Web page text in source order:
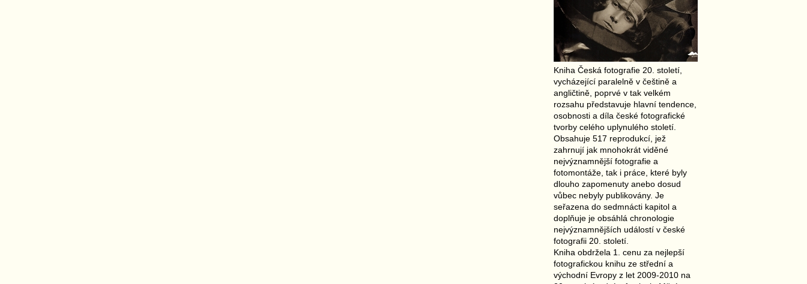
Kniha Česká fotografie 20. století,
vycházející paralelně v češtině a
angličtině, poprvé v tak velkém
rozsahu představuje hlavní tendence,
osobnosti a díla české fotografické
tvorby celého uplynulého století.
Obsahuje 517 reprodukcí, jež
zahrnují jak mnohokrát viděné
nejvýznamnější fotografie a
fotomontáže, tak i práce, které byly
dlouho zapomenuty anebo dosud
vůbec nebyly publikovány. Je
seřazena do sedmnácti kapitol a
doplňuje je obsáhlá chronologie
nejvýznamnějších událostí v české
fotografii 20. století.
Kniha obdržela 1. cenu za nejlepší
fotografickou knihu ze střední a
východní Evropy z let 2009-2010 na